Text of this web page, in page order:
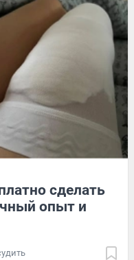
сделать
опыт и